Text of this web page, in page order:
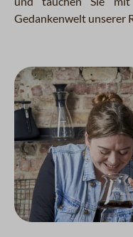
Gedankenwelt unserer